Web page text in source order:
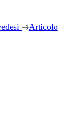
Articolo